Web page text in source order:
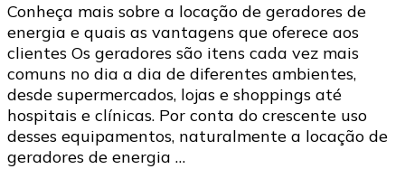
Conheça mais sobre a locação de geradores de
energia e quais as vantagens que oferece aos
clientes Os geradores são itens cada vez mais
comuns no dia a dia de diferentes ambientes,
desde supermercados, lojas e shoppings até
hospitais e clínicas. Por conta do crescente uso
desses equipamentos, naturalmente a locação de
geradores de energia …